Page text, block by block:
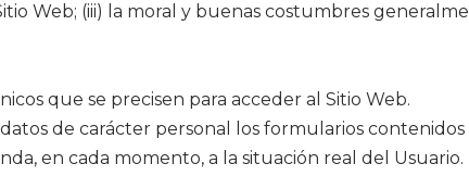
Web; (iii) la moral y buenas costumbres
que se precisen para acceder al Sitio Web.
de carácter personal los formularios
en cada momento, a la situación real del Usuario.